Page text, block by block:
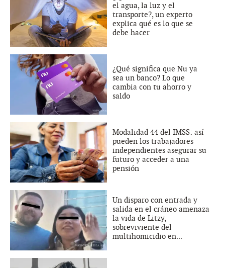
el agua, la luz y el
transporte?, un experto
explica qué es lo que se
debe hacer
¿Qué significa que Nu ya
sea un banco? Lo que
cambia con tu ahorro y
saldo
Modalidad 44 del IMSS: así
pueden los trabajadores
independientes asegurar su
futuro y acceder a una
pensión
Un disparo con entrada y
salida en el cráneo amenaza
la vida de Litzy,
sobreviviente del
multihomicidio en...